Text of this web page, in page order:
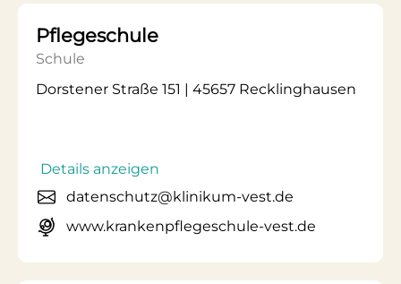
Pflegeschule
Schule
Dorstener Straße 151 | 45657 Recklinghausen
Details anzeigen
datenschutz@klinikum-vest.de
www.krankenpflegeschule-vest.de